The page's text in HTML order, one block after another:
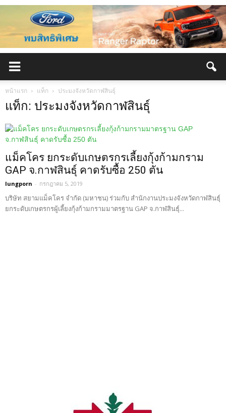
หน้าแรก แท็ก ประมงจังหวัดกาฬสินธุ์
แท็ก: ประมงจังหวัดกาฬสินธุ์
แม็คโคร ยกระดับเกษตรกรเลี้ยงกุ้งก้ามกราม
GAP จ.กาฬสินธุ์ คาดรับซื้อ 250 ตัน
lungporn - กรกฎาคม 5, 2019
บริษัท สยามแม็คโคร จำกัด (มหาชน) ร่วมกับ สำนักงานประมงจังหวัดกาฬสินธุ์
ยกระดับเกษตรกรผู้เลี้ยงกุ้งก้ามกรามมาตรฐาน GAP จ.กาฬสินธุ์...